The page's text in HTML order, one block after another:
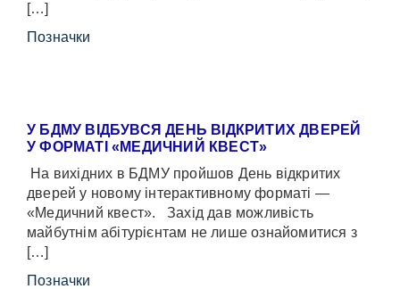
[…]
Позначки
У БДМУ ВІДБУВСЯ ДЕНЬ ВІДКРИТИХ ДВЕРЕЙ
У ФОРМАТІ «МЕДИЧНИЙ КВЕСТ»
На вихідних в БДМУ пройшов День відкритих
дверей у новому інтерактивному форматі —
«Медичний квест». Захід дав можливість
майбутнім абітурієнтам не лише ознайомитися з
[…]
Позначки